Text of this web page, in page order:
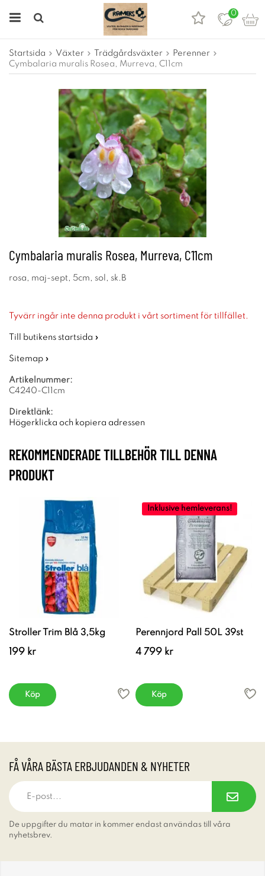
0
Startsida Växter Trädgårdsväxter
Perenner
Cymbalaria muralis Rosea, Murreva, C11cm
Cymbalaria muralis Rosea, Murreva, C11cm
rosa, maj-sept, 5cm, sol, sk.B
Tyvärr ingår inte denna produkt i vårt sortiment för tillfället.
Till butikens startsida »
Sitemap »
Artikelnummer:
C4240-C11cm
Direktlänk:
Högerklicka och kopiera adressen
REKOMMENDERADE TILLBEHÖR TILL DENNA
PRODUKT
Stroller Trim Blå 3,5kg
199 kr
Köp
Inklusive hemleverans!
Perennjord Pall 50L 39st
4 799 kr
Köp
FÅ VÅRA BÄSTA ERBJUDANDEN & NYHETER
De uppgifter du matar in kommer endast användas till våra
nyhetsbrev.